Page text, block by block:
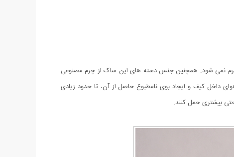
نمی شود. همچنین جنس دسته های این ساک از چرم مصنوعی
داخل کیف و ایجاد بوی نامطبوع حاصل از آن، تا حدود زیادی